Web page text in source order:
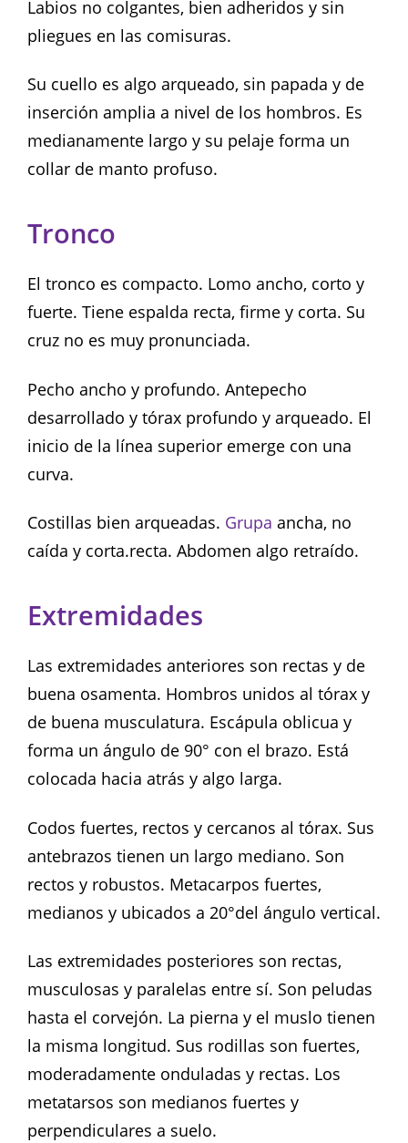
Labios no colgantes, bien adheridos y sin
pliegues en las comisuras.
Su cuello es algo arqueado, sin papada y de
inserción amplia a nivel de los hombros. Es
medianamente largo y su pelaje forma un
collar de manto profuso.
Tronco
El tronco es compacto. Lomo ancho, corto y
fuerte. Tiene espalda recta, firme y corta. Su
cruz no es muy pronunciada.
Pecho ancho y profundo. Antepecho
desarrollado y tórax profundo y arqueado. El
inicio de la línea superior emerge con una
curva.
Costillas bien arqueadas. Grupa ancha, no
caída y corta.recta. Abdomen algo retraído.
Extremidades
Las extremidades anteriores son rectas y de
buena osamenta. Hombros unidos al tórax y
de buena musculatura. Escápula oblicua y
forma un ángulo de 90° con el brazo. Está
colocada hacia atrás y algo larga.
Codos fuertes, rectos y cercanos al tórax. Sus
antebrazos tienen un largo mediano. Son
rectos y robustos. Metacarpos fuertes,
medianos y ubicados a 20°del ángulo vertical.
Las extremidades posteriores son rectas,
musculosas y paralelas entre sí. Son peludas
hasta el corvejón. La pierna y el muslo tienen
la misma longitud. Sus rodillas son fuertes,
moderadamente onduladas y rectas. Los
metatarsos son medianos fuertes y
perpendiculares a suelo.